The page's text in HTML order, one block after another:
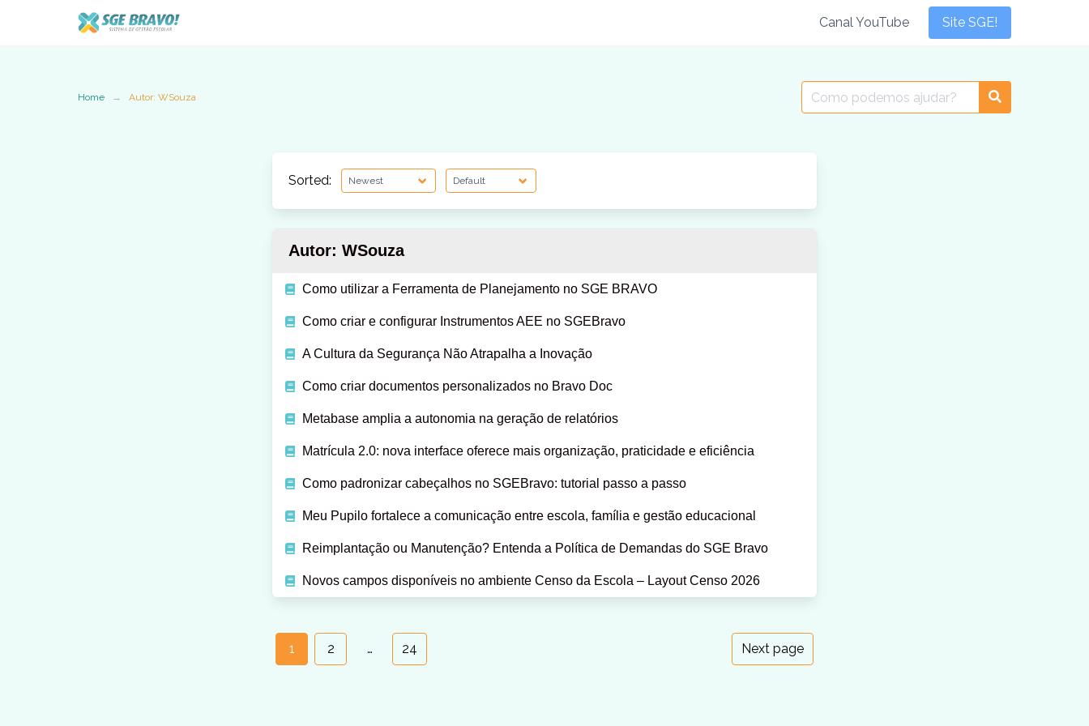
Canal YouTube Site SGE!
Home Autor: WSouza
Search
for:
Sorted:
Autor: WSouza
Como utilizar a Ferramenta de Planejamento no SGE BRAVO
Como criar e configurar Instrumentos AEE no SGEBravo
A Cultura da Segurança Não Atrapalha a Inovação
Como criar documentos personalizados no Bravo Doc
Metabase amplia a autonomia na geração de relatórios
Matrícula 2.0: nova interface oferece mais organização, praticidade e eficiência
Como padronizar cabeçalhos no SGEBravo: tutorial passo a passo
Meu Pupilo fortalece a comunicação entre escola, família e gestão educacional
Reimplantação ou Manutenção? Entenda a Política de Demandas do SGE Bravo
Novos campos disponíveis no ambiente Censo da Escola – Layout Censo 2026
navigation
1 2 … 24 Next page